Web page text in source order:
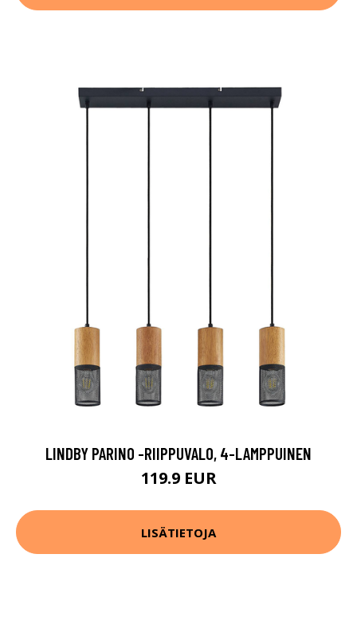
LINDBY PARINO -RIIPPUVALO, 4-LAMPPUINEN
119.9 EUR
LISÄTIETOJA